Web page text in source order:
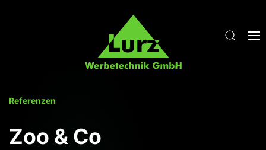
Zum Hauptinhalt springen
Referenzen
Zoo & Co